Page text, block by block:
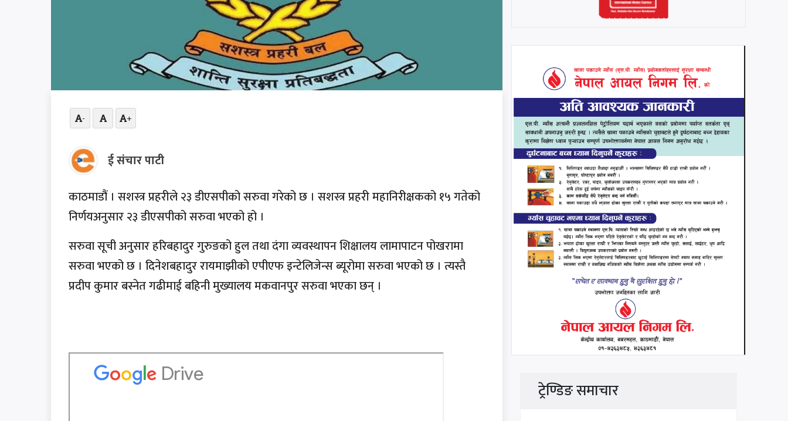
- +
ई संचार पाटी
काठमाडौं । सशस्त्र प्रहरीले २३ डीएसपीको सरुवा गरेको छ । सशस्त्र प्रहरी महानिरीक्षकको १५ गतेको
निर्णयअनुसार २३ डीएसपीको सरुवा भएको हो ।
सरुवा सूची अनुसार हरिबहादुर गुरुङको हुल तथा दंगा व्यवस्थापन शिक्षालय लामापाटन पोखरामा
सरुवा भएको छ । दिनेशबहादुर रायमाझीको एपीएफ इन्टेलिजेन्स ब्यूरोमा सरुवा भएको छ । त्यस्तै
प्रदीप कुमार बस्नेत गढीमाई बहिनी मुख्यालय मकवानपुर सरुवा भएका छन् ।
ट्रेण्डिङ समाचार